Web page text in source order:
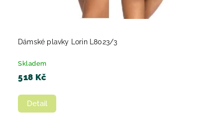
Dámské plavky Lorin L8023/3
Skladem
518 Kč
Detail